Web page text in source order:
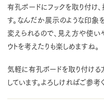
有孔ボードにフックを取り付け
す。なんだか展示のような印象
変えられるので、見え方や使い
ウトを考えたりも楽しめますね。
気軽に有孔ボードを取り付ける
しています。よろしければご参考